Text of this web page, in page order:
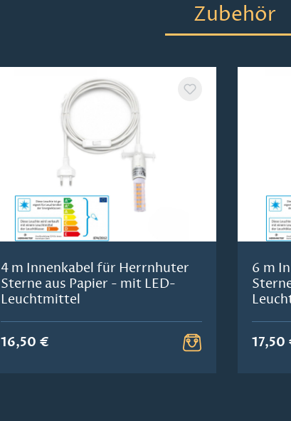
Zubehör
4 m Innenkabel für Herrnhuter
Sterne aus Papier - mit LED-
Leuchtmittel
16,50 €
6 m
17,50